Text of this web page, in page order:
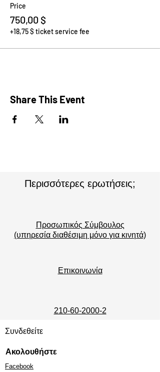
Price
750,00 $
+18,75 $ ticket service fee
Share This Event
Περισσότερες ερωτήσεις;
Προσωπικός Σύμβουλος
(υπηρεσία διαθέσιμη μόνο για κινητά)
Επικοινωνία
210-60-2000-2
Συνδεθείτε
Ακολουθήστε
Facebook